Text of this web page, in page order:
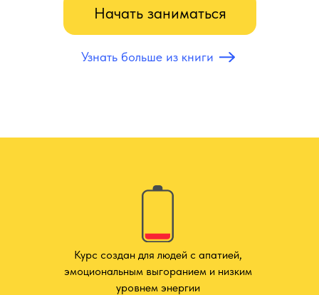
Узнать больше из книги
Начать заниматься
Курс создан для людей с апатией,
эмоциональным выгоранием и низким
уровнем энергии